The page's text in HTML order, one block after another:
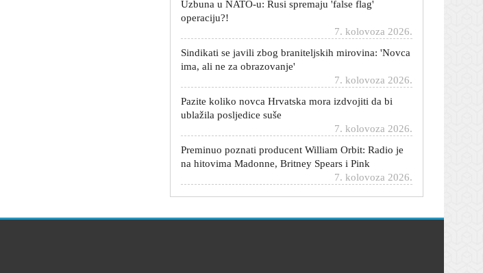
7. kolovoza 2026.
Sindikati se javili zbog braniteljskih mirovina: 'Novca
7. kolovoza 2026.
Pazite koliko novca Hrvatska mora izdvojiti da bi
7. kolovoza 2026.
Preminuo poznati producent William Orbit: Radio je
7. kolovoza 2026.
Nikad plići Dunav otkrio jedno od najimpresivnijih